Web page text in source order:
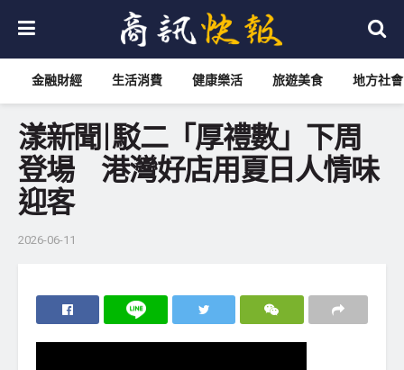
金融財經 生活消費 健康樂活 旅遊美食 地方社會
漾新聞|駁二「厚禮數」下周
登場 港灣好店用夏日人情味
迎客
2026-06-11